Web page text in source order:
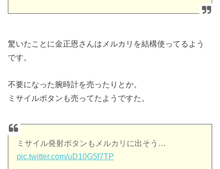
驚いたことに金正恩さんはメルカリを結構使ってるよう
です。
不要になった腕時計を売ったりとか。
ミサイルボタンも売ってたようですた。
ミサイル発射ボタンもメルカリに出そう…
pic.twitter.com/uD10G5f7TP